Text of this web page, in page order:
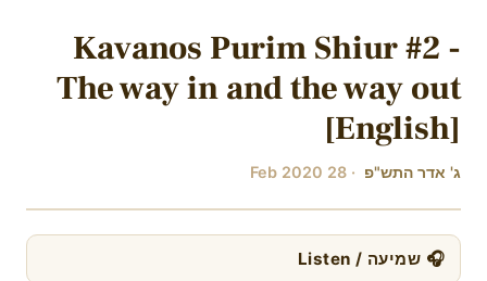
Kavanos Purim Shiur #2 -
The way in and the way out
[English]
ג' אדר התש"פ · 28 Feb 2020
🎧 שמיעה / Listen